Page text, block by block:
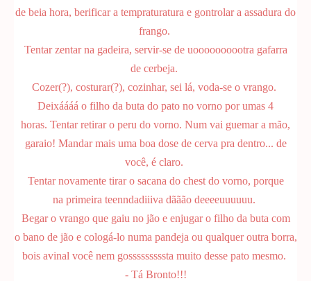
de beia hora, berificar a tempraturatura e gontrolar a assadura do
frango.
Tentar zentar na gadeira, servir-se de uoooooooootra gafarra
de cerbeja.
Cozer(?), costurar(?), cozinhar, sei lá, voda-se o vrango.
Deixáááá o filho da buta do pato no vorno por umas 4
horas. Tentar retirar o peru do vorno. Num vai guemar a mão,
garaio! Mandar mais uma boa dose de cerva pra dentro... de
você, é claro.
Tentar novamente tirar o sacana do chest do vorno, porque
na primeira teenndadiiiva dããão deeeeuuuuuu.
Begar o vrango que gaiu no jão e enjugar o filho da buta com
o bano de jão e cologá-lo numa pandeja ou qualquer outra borra,
bois avinal você nem gosssssssssta muito desse pato mesmo.
- Tá Bronto!!!